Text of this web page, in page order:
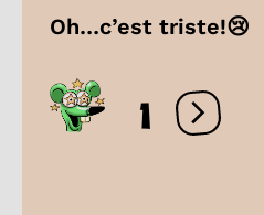
Oh…c’est triste!😢
1 Ouvrir